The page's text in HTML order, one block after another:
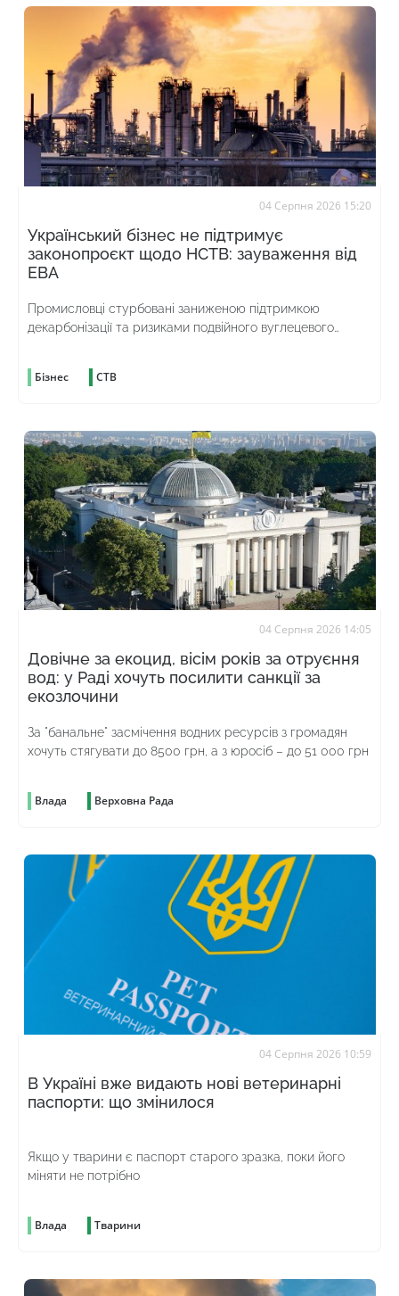
04 Серпня 2026 15:20
Український бізнес не підтримує
законопроєкт щодо НСТВ: зауваження від
ЕВА
Промисловці стурбовані заниженою підтримкою
декарбонізації та ризиками подвійного вуглецевого
Бізнес СТВ
04 Серпня 2026 14:05
Довічне за екоцид, вісім років за отруєння
вод: у Раді хочуть посилити санкції за
екозлочини
За "банальне" засмічення водних ресурсів з громадян
хочуть стягувати до 8500 грн, а з юросіб – до 51 000 грн
Влада Верховна Рада
04 Серпня 2026 10:59
В Україні вже видають нові ветеринарні
паспорти: що змінилося
Якщо у тварини є паспорт старого зразка, поки його
міняти не потрібно
Влада Тварини